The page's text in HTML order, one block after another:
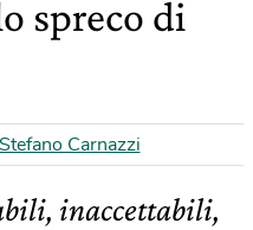
spreco di
Stefano Carnazzi
inaccettabili,